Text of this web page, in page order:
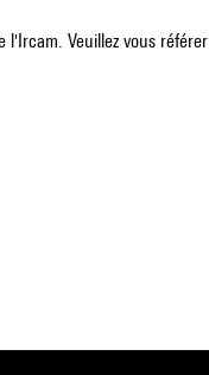
Veuillez vous